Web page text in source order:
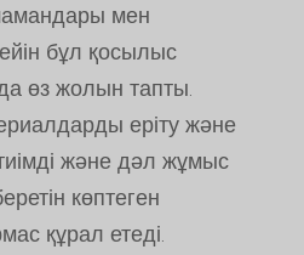
мен
бұл қосылыс
өз жолын тапты.
еріту және
және дәл жұмыс
көптеген
құрал етеді.